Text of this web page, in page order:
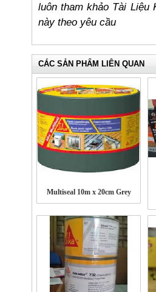
luôn tham khảo Tài Liệu
này theo yêu cầu
CÁC SẢN PHẨM LIÊN QUAN
Multiseal 10m x 20cm Grey